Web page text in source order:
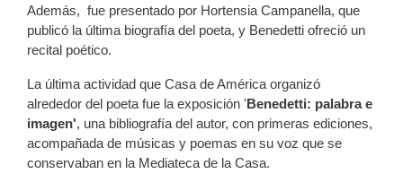
Además, fue presentado por Hortensia Campanella, que
publicó la última biografía del poeta, y Benedetti ofreció un
recital poético.
La última actividad que Casa de América organizó
alrededor del poeta fue la exposición 'Benedetti: palabra e
imagen', una bibliografía del autor, con primeras ediciones,
acompañada de músicas y poemas en su voz que se
conservaban en la Mediateca de la Casa.